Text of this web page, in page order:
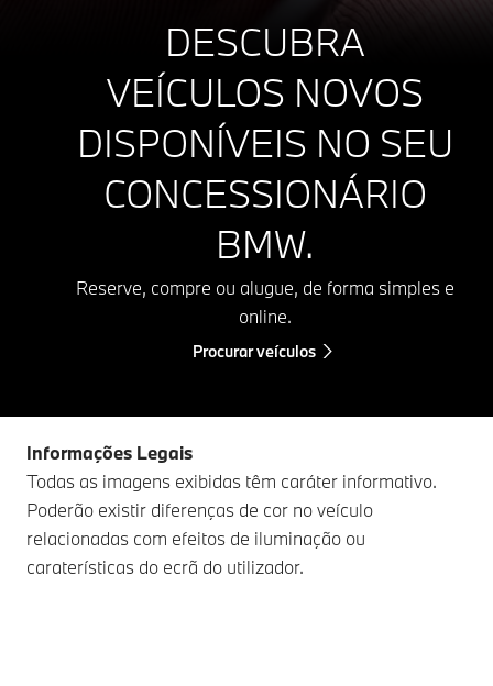
DESCUBRA
VEÍCULOS NOVOS
DISPONÍVEIS NO SEU
CONCESSIONÁRIO
BMW.
Reserve, compre ou alugue, de forma simples e
online.
Procurar veículos
Informações Legais
Todas as imagens exibidas têm caráter informativo.
Poderão existir diferenças de cor no veículo
relacionadas com efeitos de iluminação ou
caraterísticas do ecrã do utilizador.